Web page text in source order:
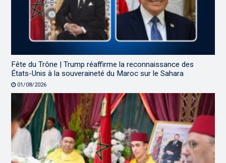
Fête du Trône | Trump réaffirme la reconnaissance des
États-Unis à la souveraineté du Maroc sur le Sahara
01/08/2026